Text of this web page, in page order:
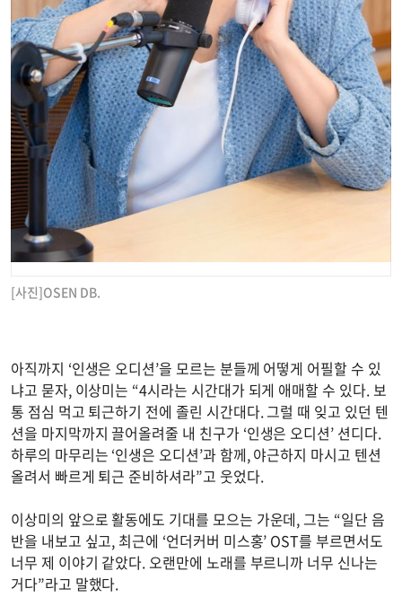
[사진]OSEN DB.
아직까지 ‘인생은 오디션’을 모르는 분들께 어떻게 어필할 수 있
냐고 묻자, 이상미는 “4시라는 시간대가 되게 애매할 수 있다. 보
통 점심 먹고 퇴근하기 전에 졸린 시간대다. 그럴 때 잊고 있던 텐
션을 마지막까지 끌어올려줄 내 친구가 ‘인생은 오디션’ 션디다.
하루의 마무리는 ‘인생은 오디션’과 함께, 야근하지 마시고 텐션
올려서 빠르게 퇴근 준비하셔라”고 웃었다.
이상미의 앞으로 활동에도 기대를 모으는 가운데, 그는 “일단 음
반을 내보고 싶고, 최근에 ‘언더커버 미스홍’ OST를 부르면서도
너무 제 이야기 같았다. 오랜만에 노래를 부르니까 너무 신나는
거다”라고 말했다.